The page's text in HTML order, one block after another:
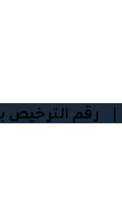
بوزارة